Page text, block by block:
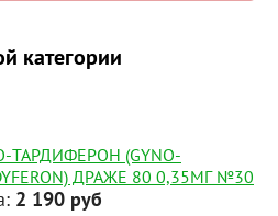
категории
ТАРДИФЕРОН (GYNO-
ДРАЖЕ 80 0,35МГ №30
2 190 руб